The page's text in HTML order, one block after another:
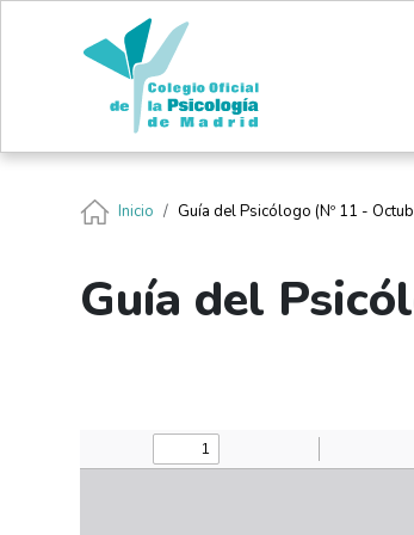
un
Pasar al contenido principal
Ruta de navegación
Inicio Guía del Psicólogo (Nº 11 -
Guía del